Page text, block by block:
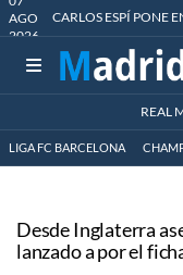
AGO
2026
CARLOS ESPÍ PONE
REAL
LIGA FC BARCELONA
Desde Inglaterra
lanzado a por el